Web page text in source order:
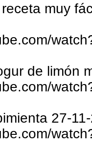
muy
de limón
27-